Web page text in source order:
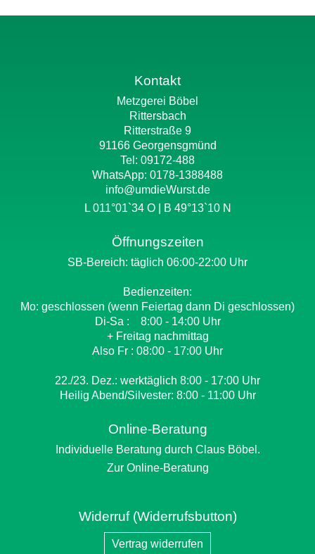
Kontakt
Metzgerei Böbel
Rittersbach
Ritterstraße 9
91166 Georgensgmünd
Tel: 09172-488
WhatsApp: 0178-1388488
info@umdieWurst.de
L 011°01`34 O | B 49°13`10 N
Öffnungszeiten
SB-Bereich: täglich 06:00-22:00 Uhr
Bedienzeiten:
Mo: geschlossen (wenn Feiertag dann Di geschlossen)
Di-Sa : 8:00 - 14:00 Uhr
+ Freitag nachmittag
Also Fr : 08:00 - 17:00 Uhr
22./23. Dez.: werktäglich 8:00 - 17:00 Uhr
Heilig Abend/Silvester: 8:00 - 11:00 Uhr
Online-Beratung
Individuelle Beratung durch Claus Böbel.
Zur Online-Beratung
Widerruf (Widerrufsbutton)
Vertrag widerrufen